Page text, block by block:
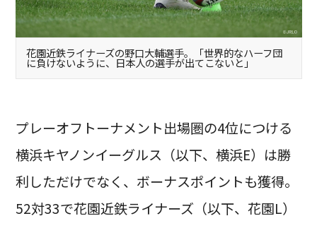
花園近鉄ライナーズの野口大輔選手。「世界的なハーフ団
に負けないように、日本人の選手が出てこないと」
プレーオフトーナメント出場圏の4位につける
横浜キヤノンイーグルス（以下、横浜E）は勝
利しただけでなく、ボーナスポイントも獲得。
52対33で花園近鉄ライナーズ（以下、花園L）